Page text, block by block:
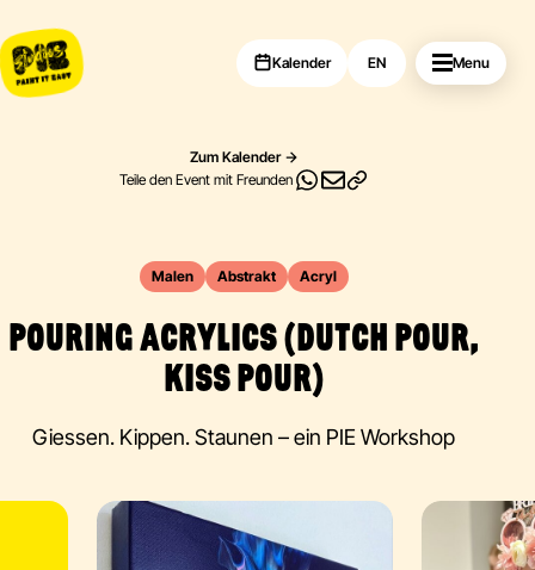
Kalender EN Menu
Zum Kalender
Teile den Event mit Freunden
Malen Abstrakt Acryl
POURING ACRYLICS (DUTCH POUR,
KISS POUR)
Giessen. Kippen. Staunen – ein PIE Workshop